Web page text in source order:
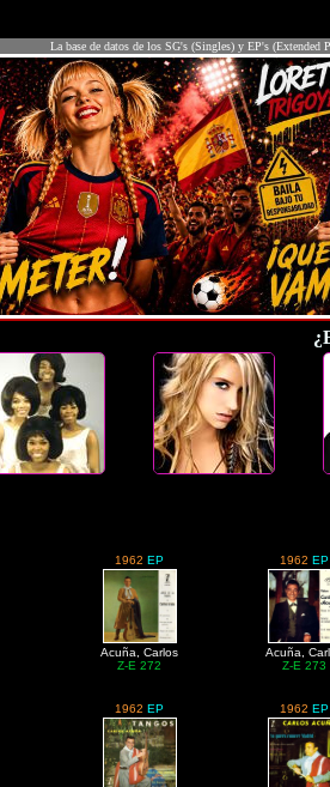
La base de datos de los SG's (Singles) y EP's (Extended
1962 EP
Acuña, Carlos
Z-E 272
1962 EP
Acuña,
Z-E 273
1962 EP 1962 EP